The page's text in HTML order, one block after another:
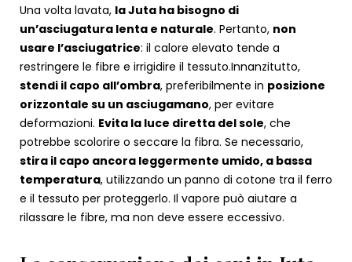
Una volta lavata, la Juta ha bisogno di
un’asciugatura lenta e naturale. Pertanto, non
usare l’asciugatrice: il calore elevato tende a
restringere le fibre e irrigidire il tessuto.Innanzitutto,
stendi il capo all’ombra, preferibilmente in posizione
orizzontale su un asciugamano, per evitare
deformazioni. Evita la luce diretta del sole, che
potrebbe scolorire o seccare la fibra. Se necessario,
stira il capo ancora leggermente umido, a bassa
temperatura, utilizzando un panno di cotone tra il ferro
e il tessuto per proteggerlo. Il vapore può aiutare a
rilassare le fibre, ma non deve essere eccessivo.